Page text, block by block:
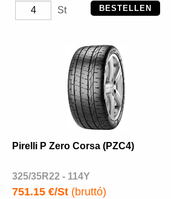
St BESTELLEN
Pirelli P Zero Corsa (PZC4)
325/35R22 - 114Y
751.15 €/St (bruttó)